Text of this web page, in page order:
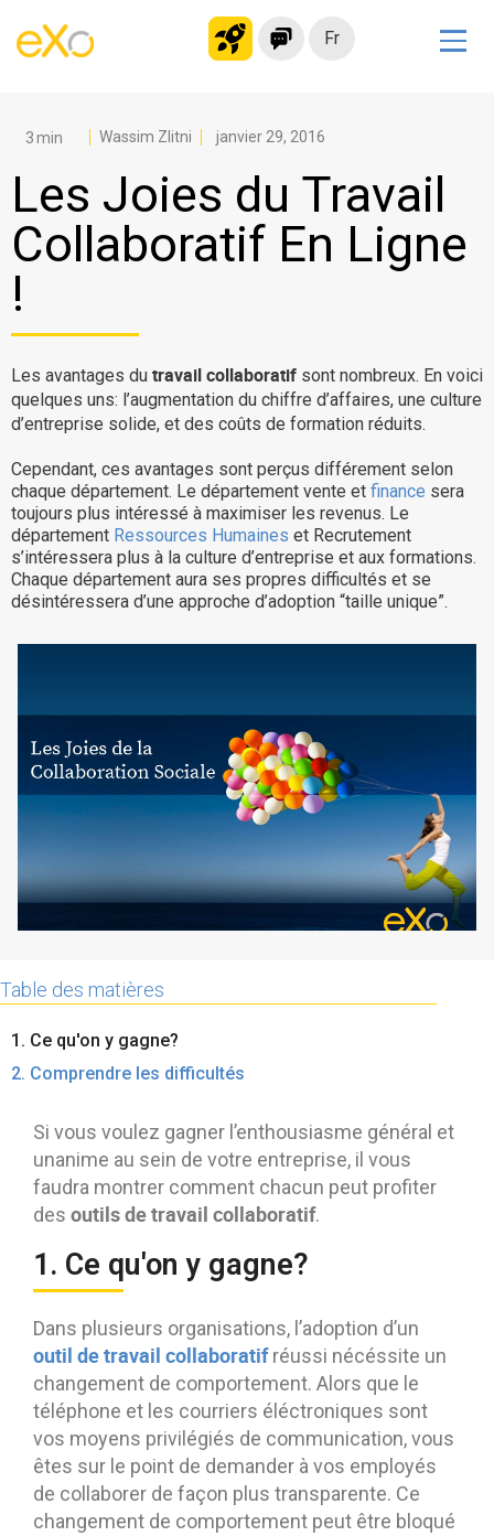
Fr
Intranet moderne
Plateforme collaborative
Réseau social
Hub de connaissances
Migrer vers eXo Platform
Produit
La Plateforme
Pourquoi eXo
Internationalisation
IA maitrisée
Architecture
Sécurité
Offre Enterprise
Offre Professionnelle
Contactez-nous
Essayez eXo
Wassim Zlitni janvier 29, 2016
Les Joies du Travail
Collaboratif En Ligne
!
Les avantages du travail collaboratif sont nombreux. En voici
quelques uns: l’augmentation du chiffre d’affaires, une culture
d’entreprise solide, et des coûts de formation réduits.
Cependant, ces avantages sont perçus différement selon
chaque département. Le département vente et finance sera
toujours plus intéressé à maximiser les revenus. Le
département Ressources Humaines et Recrutement
s’intéressera plus à la culture d’entreprise et aux formations.
Chaque département aura ses propres difficultés et se
désintéressera d’une approche d’adoption “taille unique”.
Table des matières
1. Ce qu'on y gagne?
2. Comprendre les difficultés
Si vous voulez gagner l’enthousiasme général et
unanime au sein de votre entreprise, il vous
faudra montrer comment chacun peut profiter
des outils de travail collaboratif.
1. Ce qu'on y gagne?
Dans plusieurs organisations, l’adoption d’un
outil de travail collaboratifréussi nécéssite un
changement de comportement. Alors que le
téléphone et les courriers éléctroniques sont
vos moyens privilégiés de communication, vous
êtes sur le point de demander à vos employés
de collaborer de façon plus transparente. Ce
changement de comportement peut être bloqué